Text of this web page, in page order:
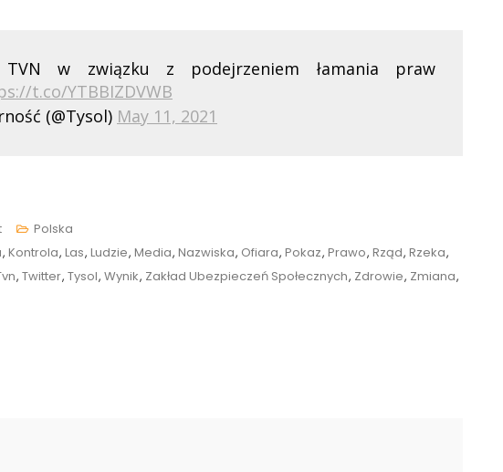
w związku z podejrzeniem łamania praw
t.co/YTBBIZDVWB
(@Tysol) May 11, 2021
On
ZUS
Skontroluje
Polska
, Kontrola, Las, Ludzie, Media, Nazwiska, Ofiara, Pokaz, Prawo, Rząd, Rzeka,
, Twitter, Tysol, Wynik, Zakład Ubezpieczeń Społecznych, Zdrowie, Zmiana,